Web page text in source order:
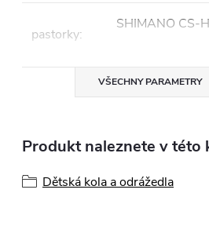
pastorky:
SHIMANO CS-
VŠECHNY PARAMETRY
Produkt naleznete v této
Dětská kola a odrážedla